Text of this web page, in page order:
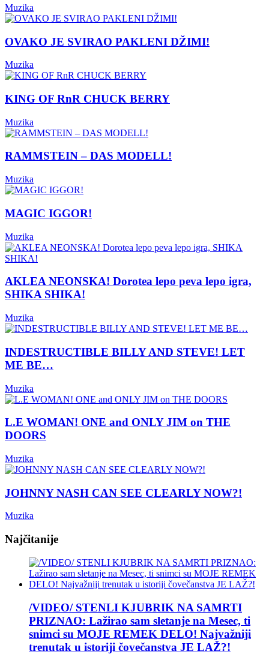
Muzika
OVAKO JE SVIRAO PAKLENI DŽIMI!
Muzika
KING OF RnR CHUCK BERRY
Muzika
RAMMSTEIN – DAS MODELL!
Muzika
MAGIC IGGOR!
Muzika
AKLEA NEONSKA! Dorotea lepo peva lepo igra,
SHIKA SHIKA!
Muzika
INDESTRUCTIBLE BILLY AND STEVE! LET
ME BE…
Muzika
L.E WOMAN! ONE and ONLY JIM on THE
DOORS
Muzika
JOHNNY NASH CAN SEE CLEARLY NOW?!
Muzika
Najčitanije
/VIDEO/ STENLI KJUBRIK NA SAMRTI
PRIZNAO: Lažirao sam sletanje na Mesec, ti
snimci su MOJE REMEK DELO! Najvažniji
trenutak u istoriji čovečanstva JE LAŽ?!